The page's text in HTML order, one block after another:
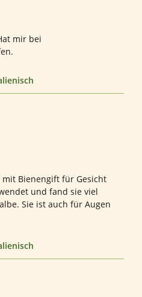
mir bei
mit Bienengift für Gesicht
und fand sie viel
Sie ist auch für Augen